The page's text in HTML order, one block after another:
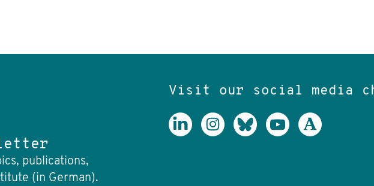
publications,
(in German).
Visit our social media